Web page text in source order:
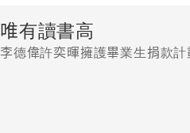
唯有讀書高
李德偉許奕暉擁護畢業生捐款計